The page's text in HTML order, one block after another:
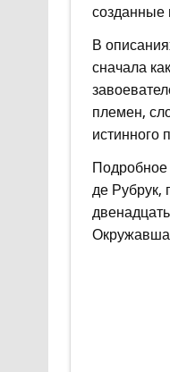
созданные
В
сначала
племен,
истинного
Подробное
де Рубрук,